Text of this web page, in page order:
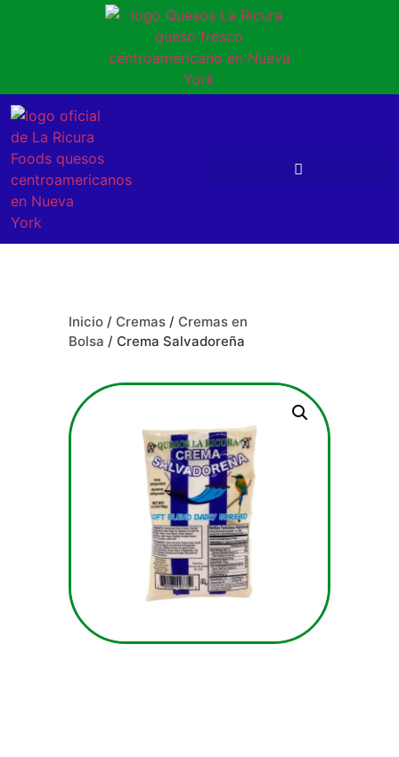
Inicio / Cremas / Cremas en
Bolsa / Crema Salvadoreña